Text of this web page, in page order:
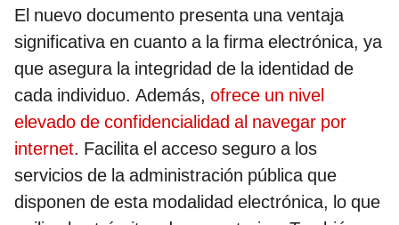
El nuevo documento presenta una ventaja
significativa en cuanto a la firma electrónica, ya
que asegura la integridad de la identidad de
cada individuo. Además, ofrece un nivel
elevado de confidencialidad al navegar por
internet. Facilita el acceso seguro a los
servicios de la administración pública que
disponen de esta modalidad electrónica, lo que